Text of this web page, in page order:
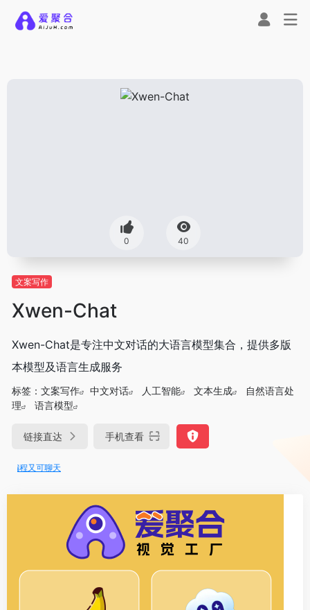
0 40
文案写作
Xwen-Chat
Xwen-Chat是专注中文对话的大语言模型集合，提供多版
本模型及语言生成服务
标签： 文案写作 中文对话 人工智能 文本生成
自然语言处
理
语言模型
链接直达 手机查看
可聊天